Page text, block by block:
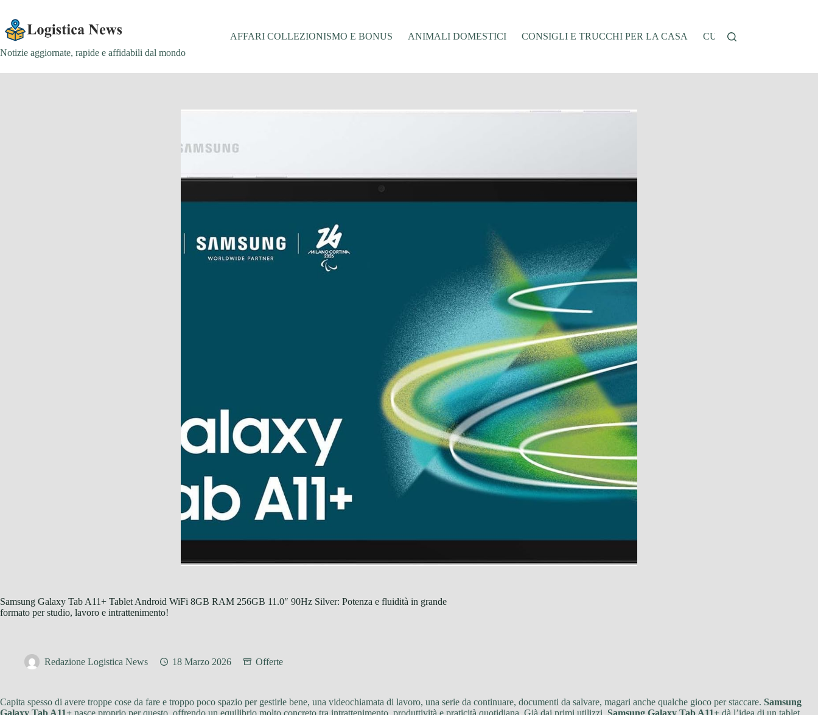
contenuto
Notizie aggiornate, rapide e affidabili dal mondo
AFFARI COLLEZIONISMO E BONUS ANIMALI DOMESTICI CONSIGLI E TRUCCHI PER LA CASA CUCINA E RICETTE
Samsung Galaxy Tab A11+ Tablet Android WiFi 8GB RAM 256GB 11.0″ 90Hz Silver: Potenza e fluidità in grande
formato per studio, lavoro e intrattenimento!
Redazione Logistica News 18 Marzo 2026 Offerte
Capita spesso di avere troppe cose da fare e troppo poco spazio per gestirle bene, una videochiamata di lavoro, una serie da continuare, documenti da salvare, magari anche qualche gioco per staccare. Samsung
Galaxy Tab A11+ nasce proprio per questo, offrendo un equilibrio molto concreto tra intrattenimento, produttività e praticità quotidiana. Già dai primi utilizzi, Samsung Galaxy Tab A11+ dà l’idea di un tablet